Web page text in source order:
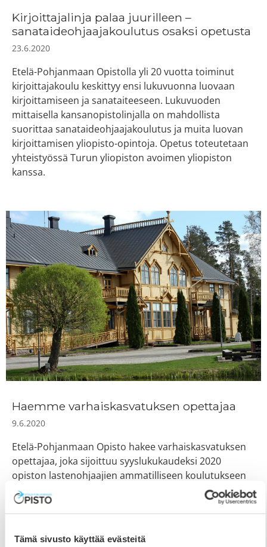
Tämä sivusto käyttää evästeitä
Kirjoittajalinja palaa juurilleen –
sanataideohjaajakoulutus osaksi opetusta
23.6.2020
Etelä-Pohjanmaan Opistolla yli 20 vuotta toiminut
kirjoittajakoulu keskittyy ensi lukuvuonna luovaan
kirjoittamiseen ja sanataiteeseen. Lukuvuoden
mittaisella kansanopistolinjalla on mahdollista
suorittaa sanataideohjaajakoulutus ja muita luovan
kirjoittamisen yliopisto-opintoja. Opetus toteutetaan
yhteistyössä Turun yliopiston avoimen yliopiston
kanssa.
Haemme varhaiskasvatuksen opettajaa
9.6.2020
Etelä-Pohjanmaan Opisto hakee varhaiskasvatuksen
opettajaa, joka sijoittuu syyslukukaudeksi 2020
opiston lastenohjaajien ammatilliseen koulutukseen
ja vuodenvaihteesta lähtien opiston uuden
maaseutuhenkisen opetuspäiväkodin
varhaiskasvatuksen opettajaksi.